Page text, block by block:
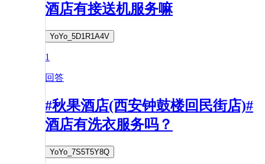
酒店有接送机服务嘛
YoYo_5D1R1A4V
1
回答
#秋果酒店(西安钟鼓楼回民街店)#
酒店有洗衣服务吗？
YoYo_7S5T5Y8Q